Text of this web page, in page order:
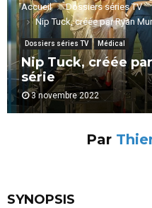
Accueil
Dossiers séries TV
Nip Tuck, créée par Ryan
Dossiers séries TV Médical
Nip Tuck, créée
série
3 novembre 2022
Par
SYNOPSIS